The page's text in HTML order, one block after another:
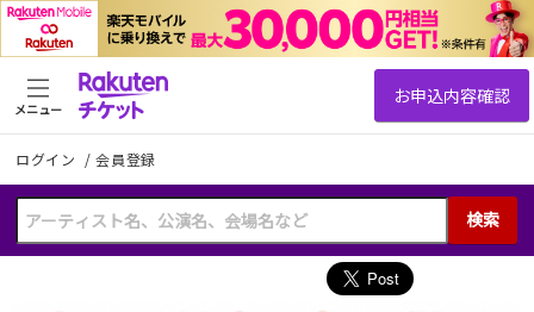
ログイン /会員登録
検索
メニュー